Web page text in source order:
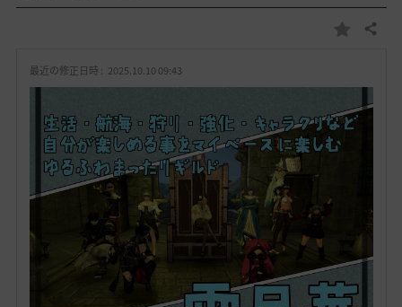
お
入
り
共有する
最近の修正日時 : 2025.10.10 09:43